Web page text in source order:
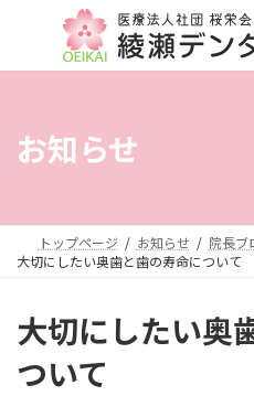
ン
ー
お知らせ
トップページ お知らせ
院長ブ
大切にしたい奥歯と歯の寿命について
大切にしたい奥
ついて